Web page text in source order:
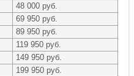
48 000 руб.
69 950 руб.
89 950 руб.
119 950 руб.
149 950 руб.
199 950 руб.